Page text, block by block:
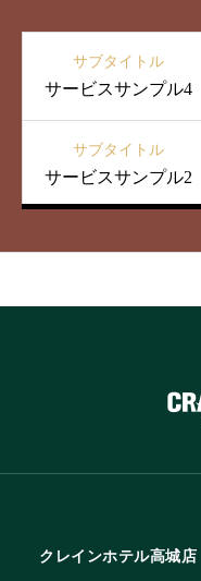
サブタイトル
サービスサンプル4
サブタイトル
サービスサンプル2
クレインホテル高城店